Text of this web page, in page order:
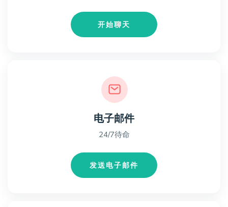
开始聊天
电子邮件
24/7待命
发送电子邮件